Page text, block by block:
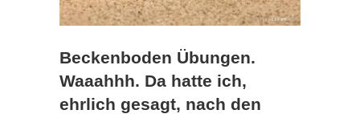
Beckenboden Übungen.
Waaahhh. Da hatte ich,
ehrlich gesagt, nach den